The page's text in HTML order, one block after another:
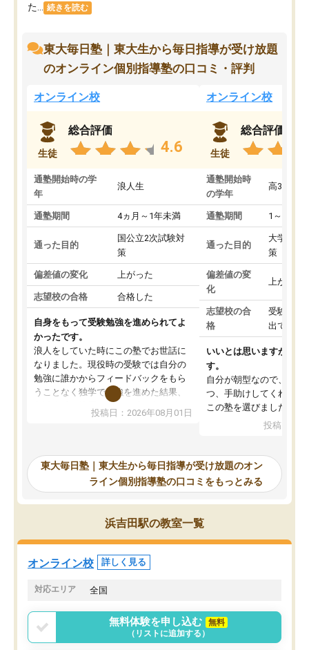
た...
続きを読む
東大毎日塾｜東大生から毎日指導が受け放題
のオンライン個別指導塾の口コミ・評判
オンライン校
生徒
総合評価
4.6
通塾開始時の学
年
浪人生
通塾期間 4ヵ月～1年未満
通った目的
国公立2次試験対
策
偏差値の変化 上がった
志望校の合格 合格した
自身をもって受験勉強を進められてよ
かったです。
浪人をしていた時にこの塾でお世話に
なりました。現役時の受験では自分の
勉強に誰かからフィードバックをもら
うことなく独学で勉強を進めた結果、
入試本番に地歴の学習が間に合わず不
合格となってしまいました。その経験
東大毎日塾にたどり着きました。学習
の長期計画や日々の勉強のやり方につ
いて客観的なアドバイスをいただけた
ので、自信をもって受験勉強を進める
ことができました。自分のように勉強
のやり方や進捗管理で苦労している方
には特におすすめしたい塾です。
投稿日：2026年08月01日
オンライン校
生徒
総合評価
通塾開始時
の学年
高3
通塾期間 1～3ヵ月
通った目的
大学入学
策
偏差値の変
化
上がった
志望校の合
格
受験して
出ていな
いいとは思いますが、料
す。
自分が朝型なので、自習
つ、手助けしてくれる設
この塾を選びました。
投稿日：
東大毎日塾｜東大生から毎日指導が受け放題のオン
ライン個別指導塾の口コミをもっとみる
浜吉田駅の教室一覧
オンライン校 詳しく見る
対応エリア 全国
無料体験を申し込む
無料
（リストに追加する）